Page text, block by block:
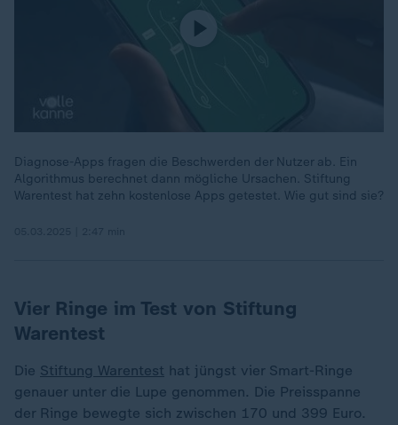
Diagnose-Apps fragen die Beschwerden der Nutzer ab. Ein
Algorithmus berechnet dann mögliche Ursachen. Stiftung
Warentest hat zehn kostenlose Apps getestet. Wie gut sind sie?
Vier Ringe im Test von Stiftung
Warentest
Die Stiftung Warentest hat jüngst vier Smart-Ringe
genauer unter die Lupe genommen. Die Preisspanne
der Ringe bewegte sich zwischen 170 und 399 Euro.